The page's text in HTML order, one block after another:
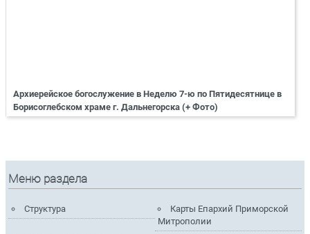
Архиерейское богослужение в Неделю 7-ю по Пятидесятнице в
Борисоглебском храме г. Дальнегорска (+ Фото)
Меню раздела
Структура
Карты Епархий Приморской
Митрополии